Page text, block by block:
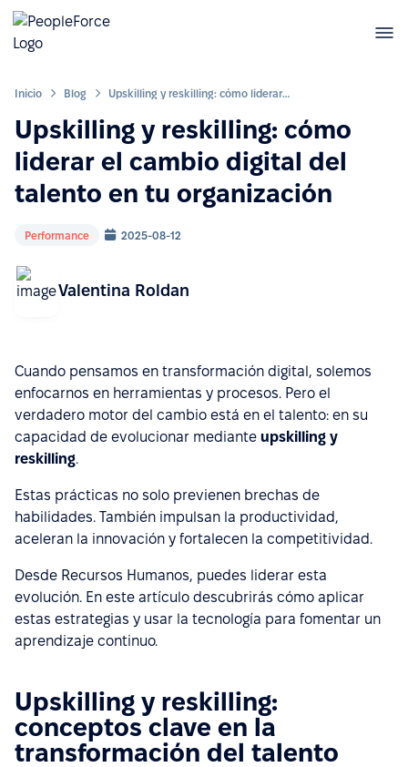
Inicio Blog Upskilling y reskilling: cómo liderar el cambio digital del talento en tu organización
Upskilling y reskilling: cómo
liderar el cambio digital del
talento en tu organización
Performance 2025-08-12
Valentina Roldan
Cuando pensamos en transformación digital, solemos
enfocarnos en herramientas y procesos. Pero el
verdadero motor del cambio está en el talento: en su
capacidad de evolucionar mediante upskilling y
reskilling.
Estas prácticas no solo previenen brechas de
habilidades. También impulsan la productividad,
aceleran la innovación y fortalecen la competitividad.
Desde Recursos Humanos, puedes liderar esta
evolución. En este artículo descubrirás cómo aplicar
estas estrategias y usar la tecnología para fomentar un
aprendizaje continuo.
Upskilling y reskilling:
conceptos clave en la
transformación del talento